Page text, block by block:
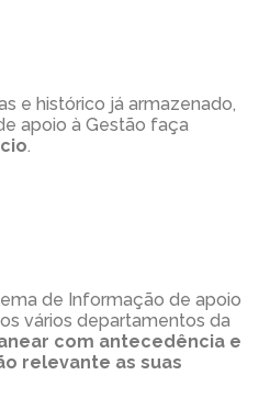
e histórico já armazenado,
apoio à Gestão faça
.
de Informação de apoio
vários departamentos da
com antecedência e
relevante as suas